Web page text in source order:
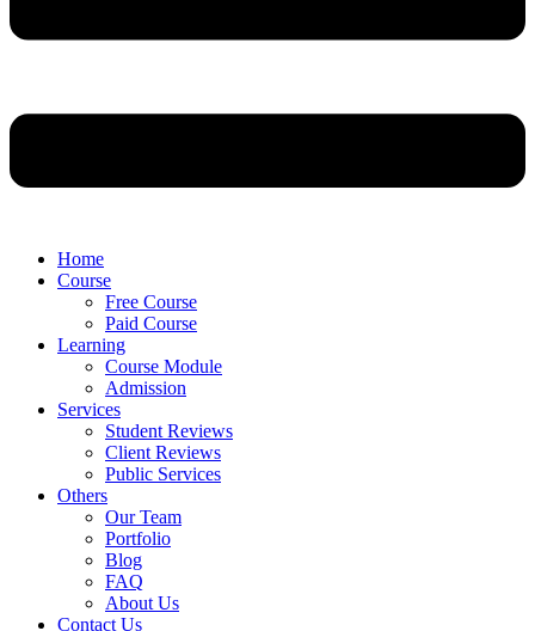
Home
Course
Free Course
Paid Course
Learning
Course Module
Admission
Services
Student Reviews
Client Reviews
Public Services
Others
Our Team
Portfolio
Blog
FAQ
About Us
Contact Us